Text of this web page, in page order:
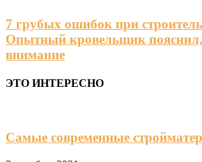
7 грубых ошибок при
Опытный кровельщик пояснил,
внимание
ЭТО ИНТЕРЕСНО
Самые современные